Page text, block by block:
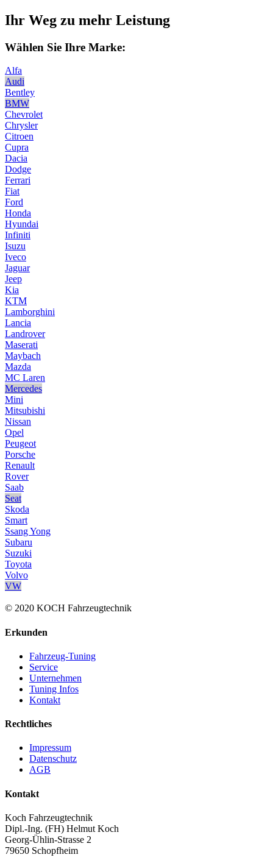
Ihr Weg zu mehr Leistung
Wählen Sie Ihre Marke:
Alfa
Audi
Bentley
BMW
Chevrolet
Chrysler
Citroen
Cupra
Dacia
Dodge
Ferrari
Fiat
Ford
Honda
Hyundai
Infiniti
Isuzu
Iveco
Jaguar
Jeep
Kia
KTM
Lamborghini
Lancia
Landrover
Maserati
Maybach
Mazda
MC Laren
Mercedes
Mini
Mitsubishi
Nissan
Opel
Peugeot
Porsche
Renault
Rover
Saab
Seat
Skoda
Smart
Ssang Yong
Subaru
Suzuki
Toyota
Volvo
VW
© 2020 KOCH Fahrzeugtechnik
Erkunden
Fahrzeug-Tuning
Service
Unternehmen
Tuning Infos
Kontakt
Rechtliches
Impressum
Datenschutz
AGB
Kontakt
Koch Fahrzeugtechnik
Dipl.-Ing. (FH) Helmut Koch
Georg-Ühlin-Strasse 2
79650 Schopfheim